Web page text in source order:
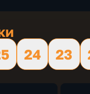
24 23